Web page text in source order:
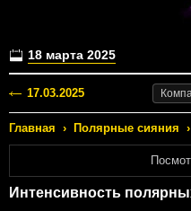
18 марта 2025
17.03.2025
Главная › Полярные сияния ›
Интенсивность